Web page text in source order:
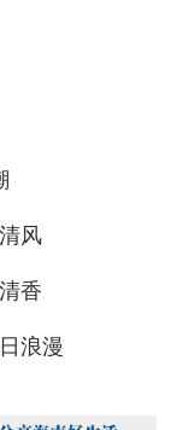
风
香
浪漫